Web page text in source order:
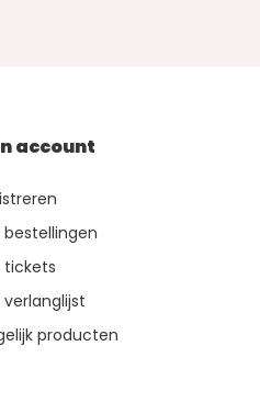
account
bestellingen
tickets
verlanglijst
producten